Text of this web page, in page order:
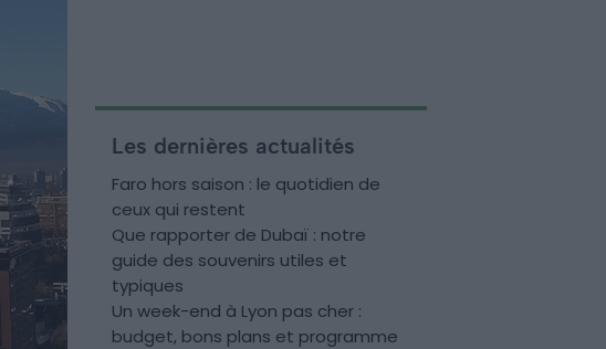
Les dernières actualités
Faro hors saison : le quotidien de
ceux qui restent
Que rapporter de Dubaï : notre
guide des souvenirs utiles et
typiques
Un week-end à Lyon pas cher :
budget, bons plans et programme